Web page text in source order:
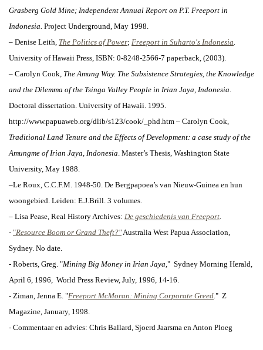
Grasberg Gold Mine; Independent Annual Report on P.T. Freeport in
Indonesia. Project Underground, May 1998.
– Denise Leith, The Politics of Power; Freeport in Suharto's Indonesia.
University of Hawaii Press, ISBN: 0-8248-2566-7 paperback, (2003).
– Carolyn Cook, The Amung Way. The Subsistence Strategies, the Knowledge
and the Dilemma of the Tsinga Valley People in Irian Jaya, Indonesia.
Doctoral dissertation. University of Hawaii. 1995.
http://www.papuaweb.org/dlib/s123/cook/_phd.htm – Carolyn Cook,
Traditional Land Tenure and the Effects of Development: a case study of the
Amungme of Irian Jaya, Indonesia. Master’s Thesis, Washington State
University, May 1988.
–Le Roux, C.C.F.M. 1948-50. De Bergpapoea’s van Nieuw-Guinea en hun
woongebied. Leiden: E.J.Brill. 3 volumes.
– Lisa Pease, Real History Archives: De geschiedenis van Freeport.
- "Resource Boom or Grand Theft?"Australia West Papua Association,
Sydney. No date.
- Roberts, Greg. "Mining Big Money in Irian Jaya," Sydney Morning Herald,
April 6, 1996, World Press Review, July, 1996, 14-16.
- Ziman, Jenna E. "Freeport McMoran: Mining Corporate Greed." Z
Magazine, January, 1998.
- Commentaar en advies: Chris Ballard, Sjoerd Jaarsma en Anton Ploeg